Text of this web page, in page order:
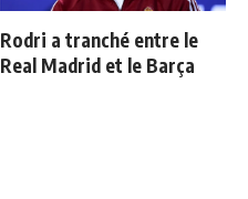
Rodri a tranché entre le
Real Madrid et le Barça